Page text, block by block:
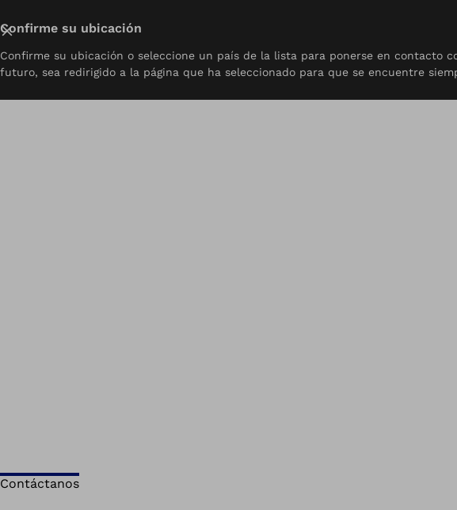
Confirme su ubicación
Confirme su ubicación o seleccione un país de la lista para ponerse en contacto
futuro, sea redirigido a la página que ha seleccionado para que se encuentre
Cerrar
Sobre Prótesis Ortesis Pediatría Recursos Contacto
Contáctanos